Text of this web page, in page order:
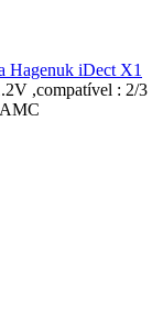
Hagenuk iDect X1
,compatível : 2/3